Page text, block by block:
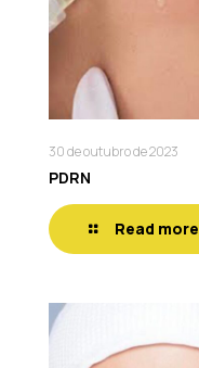
30 de outubro de 2023
PDRN
Read more